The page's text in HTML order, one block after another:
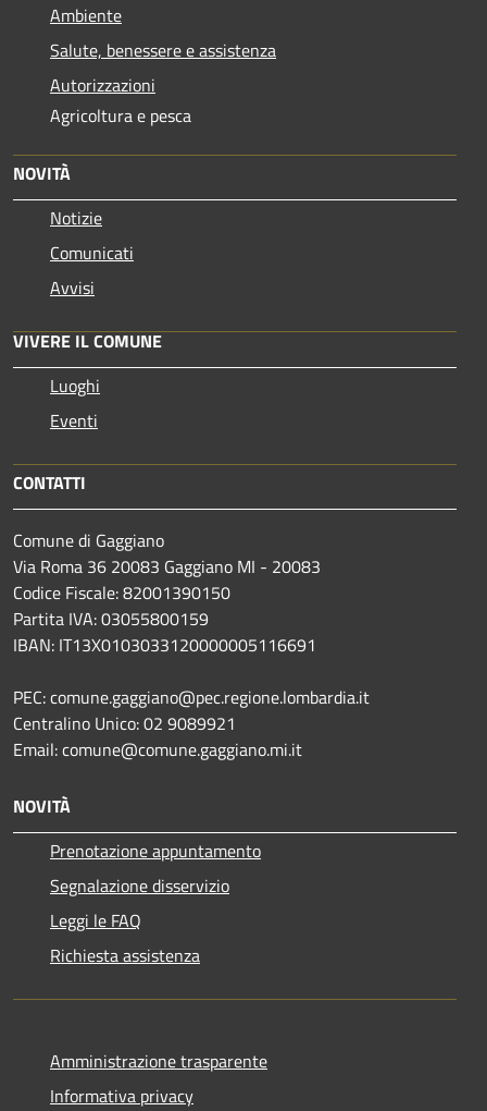
Ambiente
Salute, benessere e assistenza
Autorizzazioni
Agricoltura e pesca
NOVITÀ
Notizie
Comunicati
Avvisi
VIVERE IL COMUNE
Luoghi
Eventi
CONTATTI
Comune di Gaggiano
Via Roma 36 20083 Gaggiano MI - 20083
Codice Fiscale: 82001390150
Partita IVA: 03055800159
IBAN: IT13X0103033120000005116691
PEC: comune.gaggiano@pec.regione.lombardia.it
Centralino Unico: 02 9089921
Email: comune@comune.gaggiano.mi.it
NOVITÀ
Prenotazione appuntamento
Segnalazione disservizio
Leggi le FAQ
Richiesta assistenza
Amministrazione trasparente
Informativa privacy